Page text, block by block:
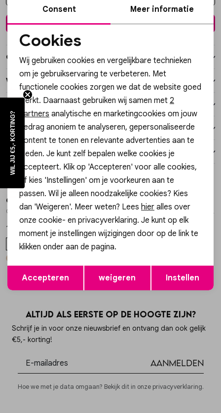
Jassen
Lingerie
In winkelmand
Over dit item
Winkelvoorraad
Kenmerken
Verzending / Ophalen in de winkel
Retourneren
Style dit metNieuw
Gossip
0296312-337 ARMBAND HARTJES STRETCH
14,99
ONE SIZE
Gossip
0296312-557 ARMBAND HARTJES STRETCH
14,99
Altijd als eerste op de hoogte zijn?
Schrijf je in voor onze nieuwsbrief en ontvang dan ook gelijk
€5,- korting!
Aanmelden
Hoe we met je data omgaan? Bekijk dit in onze privacyverklaring.
Noodzakelijke cookies
Personalisatie cookies
Analytische cookies
Marketing cookies
Opslaan
Consent Meer informatie
Cookies
Wij gebruiken cookies en vergelijkbare technieken
om je gebruikservaring te verbeteren. Met
functionele cookies zorgen we dat de website goed
werkt. Daarnaast gebruiken wij samen met 2
partners analytische en marketingcookies om jouw
gedrag anoniem te analyseren, gepersonaliseerde
content te tonen en relevante advertenties aan te
bieden. Je kunt zelf bepalen welke cookies je
accepteert. Klik op 'Accepteren' voor alle cookies,
of kies 'Instellingen' om je voorkeuren aan te
passen. Wil je alleen noodzakelijke cookies? Kies
dan 'Weigeren'. Meer weten? Lees hier alles over
onze cookie- en privacyverklaring. Je kunt op elk
moment je instellingen wijzigingen door op de link te
klikken onder aan de pagina.
Accepteren weigeren Instellen
WIL JIJ €5,- KORTING?